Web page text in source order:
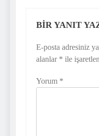
BIR YANIT
E-posta adresiniz
alanlar * ile
Yorum *